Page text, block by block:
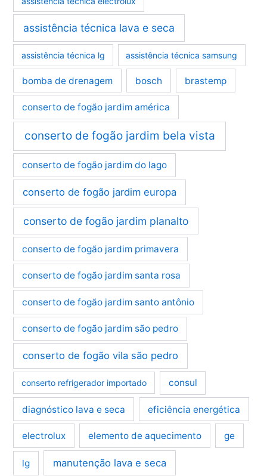
assistência técnica lava e seca
assistência técnica lg assistência técnica samsung
bomba de drenagem bosch brastemp
conserto de fogão jardim américa
conserto de fogão jardim bela vista
conserto de fogão jardim do lago
conserto de fogão jardim europa
conserto de fogão jardim planalto
conserto de fogão jardim primavera
conserto de fogão jardim santa rosa
conserto de fogão jardim santo antônio
conserto de fogão jardim são pedro
conserto de fogão vila são pedro
conserto refrigerador importado consul
diagnóstico lava e seca eficiência energética
electrolux elemento de aquecimento ge
lg manutenção lava e seca